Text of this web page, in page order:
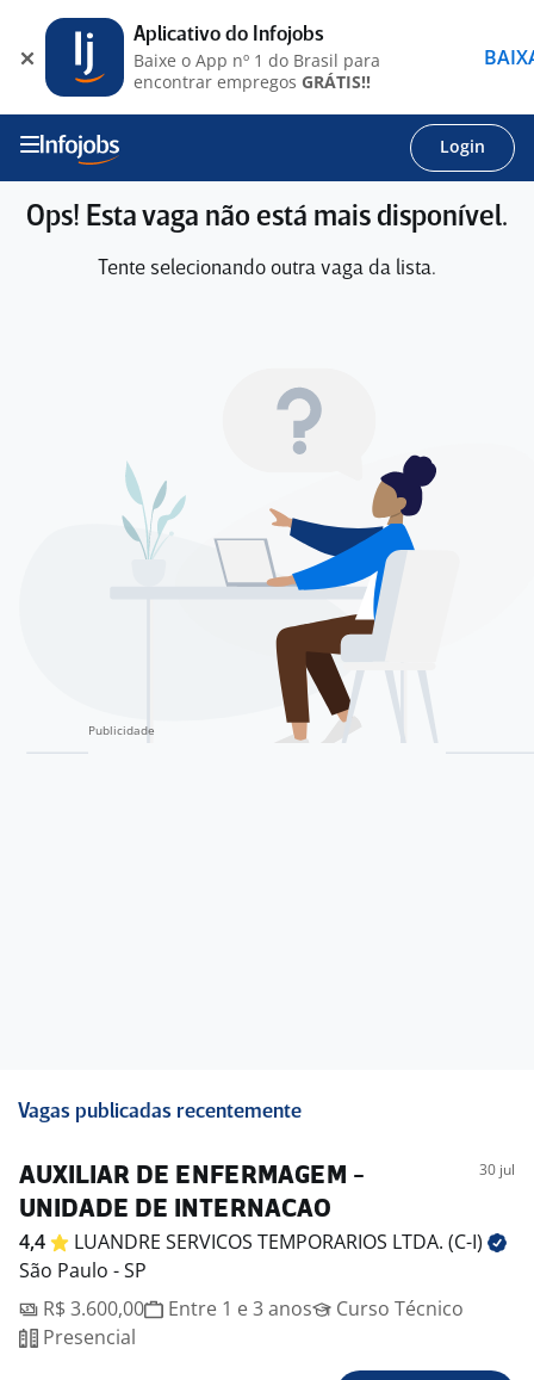
Login
Ops! Esta vaga não está mais disponível.
Tente selecionando outra vaga da lista.
Vagas publicadas recentemente
AUXILIAR DE ENFERMAGEM -
UNIDADE DE INTERNACAO
30 jul
4,4 LUANDRE SERVICOS TEMPORARIOS LTDA. (C-I)
São Paulo - SP
R$ 3.600,00
Entre 1 e 3 anos
Curso Técnico
Presencial
Aplicativo do Infojobs
Baixe o App nº 1 do Brasil para
encontrar empregos GRÁTIS!!